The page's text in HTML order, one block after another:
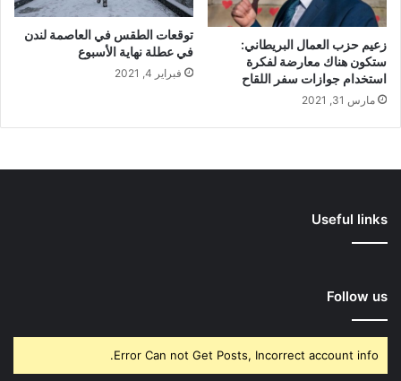
زعيم حزب العمال البريطاني:
ستكون هناك معارضة لفكرة
استخدام جوازات سفر اللقاح
مارس 31, 2021
توقعات الطقس في العاصمة لندن
في عطلة نهاية الأسبوع
فبراير 4, 2021
Useful links
Follow us
Error Can not Get Posts, Incorrect account info.